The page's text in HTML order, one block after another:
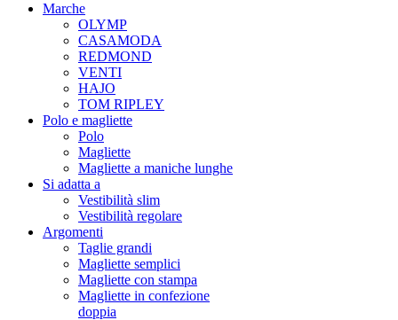
Marche
OLYMP
CASAMODA
REDMOND
VENTI
HAJO
TOM RIPLEY
Polo e magliette
Polo
Magliette
Magliette a maniche lunghe
Si adatta a
Vestibilità slim
Vestibilità regolare
Argomenti
Taglie grandi
Magliette semplici
Magliette con stampa
Magliette in confezione
doppia